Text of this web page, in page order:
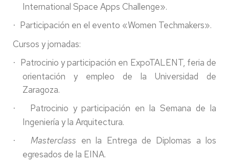
International Space Apps Challenge».
· Participación en el evento «Women Techmakers».
Cursos y jornadas:
·
Patrocinio y participación en ExpoTALENT, feria de
orientación y empleo de la Universidad de
Zaragoza.
·
Patrocinio y participación en la Semana de la
Ingeniería y la Arquitectura.
· Masterclass en la Entrega de Diplomas a los
egresados de la EINA.